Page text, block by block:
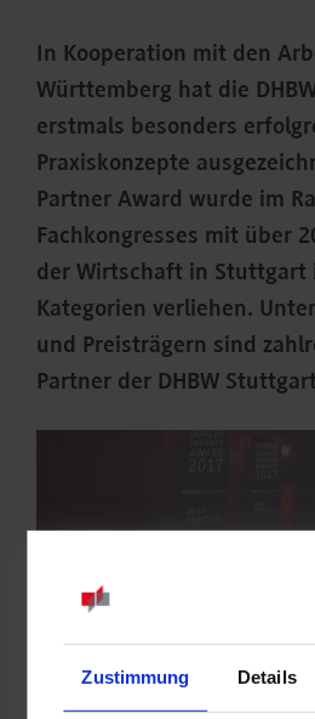
Zustimmung Details
In Kooperation mit den
Württemberg hat die
erstmals besonders
Praxiskonzepte
Partner Award wurde im
Fachkongresses mit über
der Wirtschaft in Stuttgart
Kategorien verliehen.
und Preisträgern sind
Partner der DHBW